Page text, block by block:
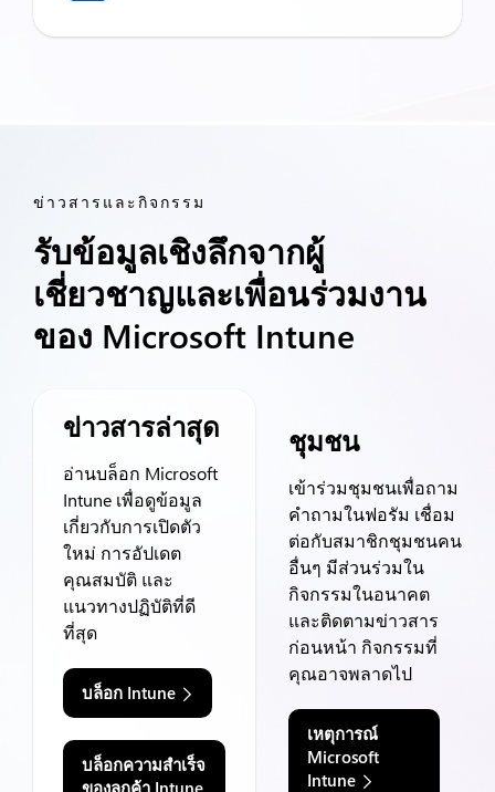
ข่าวสารและกิจกรรม
รับข้อมูลเชิงลึกจากผู้
เชี่ยวชาญและเพื่อนร่วมงาน
ของ Microsoft Intune
ข่าวสารล่าสุด
อ่านบล็อก Microsoft
Intune เพื่อดูข้อมูล
เกี่ยวกับการเปิดตัว
ใหม่ การอัปเดต
คุณสมบัติ และ
แนวทางปฏิบัติที่ดี
ที่สุด
บล็อก Intune
บล็อกความสำเร็จ
ของลูกค้า Intune
ชุมชน
เข้าร่วมชุมชนเพื่อถาม
คำถามในฟอรัม เชื่อม
ต่อกับสมาชิกชุมชนคน
อื่นๆ มีส่วนร่วมใน
กิจกรรมในอนาคต
และติดตามข่าวสาร
ก่อนหน้า กิจกรรมที่
คุณอาจพลาดไป
เหตุการณ์
Microsoft
Intune